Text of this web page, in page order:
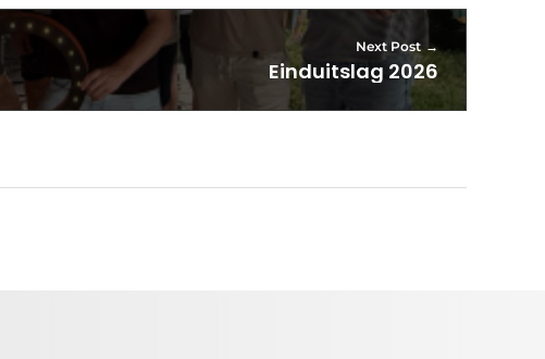
Next Post
Einduitslag 2026